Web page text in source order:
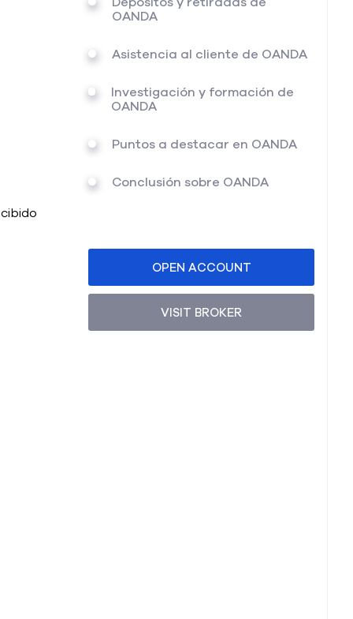
OANDA
Asistencia al cliente de OANDA
Investigación y formación de
OANDA
Puntos a destacar en OANDA
Conclusión sobre OANDA
OPEN ACCOUNT
VISIT BROKER